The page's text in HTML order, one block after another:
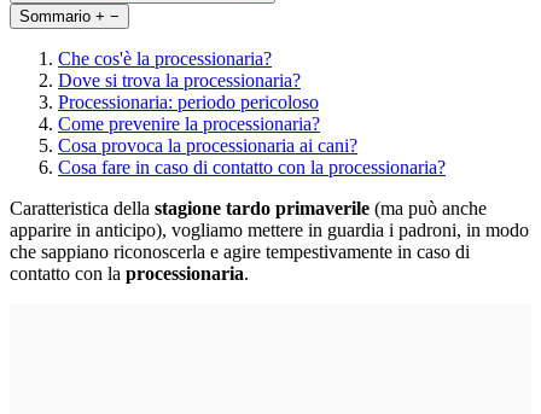
Sommario + −
Che cos'è la processionaria?
Dove si trova la processionaria?
Processionaria: periodo pericoloso
Come prevenire la processionaria?
Cosa provoca la processionaria ai cani?
Cosa fare in caso di contatto con la processionaria?
Caratteristica della stagione tardo primaverile (ma può anche
apparire in anticipo), vogliamo mettere in guardia i padroni, in modo
che sappiano riconoscerla e agire tempestivamente in caso di
contatto con la processionaria.